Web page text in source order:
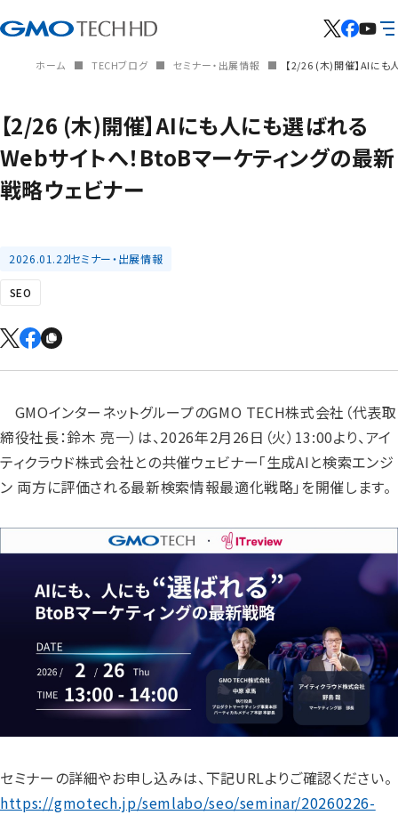
ホーム TECHブログ セミナー・出展情報 【2/26 (木)開催】AIにも
【2/26 (木)開催】AIにも人にも選ばれる
Webサイトへ！BtoBマーケティングの最新
戦略ウェビナー
2026.01.22セミナー・出展情報
SEO
GMOインターネットグループのGMO TECH株式会社（代表取
締役社長：鈴木 亮一）は、2026年2月26日（火）13:00より、アイ
ティクラウド株式会社との共催ウェビナー「生成AIと検索エンジ
ン 両方に評価される最新検索情報最適化戦略」を開催します。
セミナーの詳細やお申し込みは、下記URLよりご確認ください。
https://gmotech.jp/semlabo/seo/seminar/20260226-